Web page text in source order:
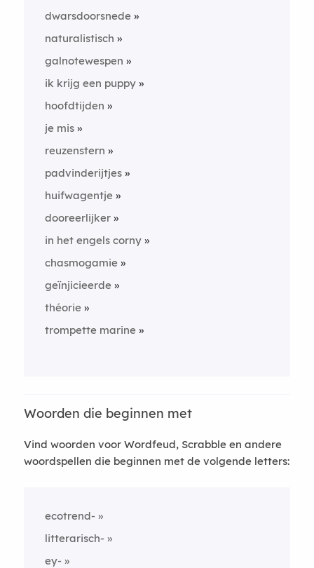
dwarsdoorsnede
naturalistisch
galnotewespen
ik krijg een puppy
hoofdtijden
je mis
reuzenstern
padvinderijtjes
huifwagentje
dooreerlijker
in het engels corny
chasmogamie
geïnjicieerde
théorie
trompette marine
Woorden die beginnen met
Vind woorden voor Wordfeud, Scrabble en andere
woordspellen die beginnen met de volgende letters:
ecotrend-
litterarisch-
ey-